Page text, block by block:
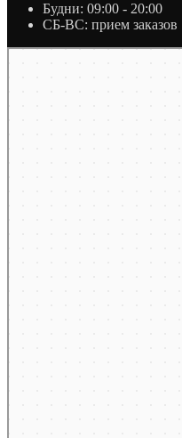
Будни: 09:00 - 20:00
СБ-ВС: прием заказов